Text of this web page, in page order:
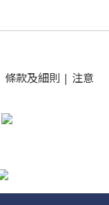
條款及細則 | 注意